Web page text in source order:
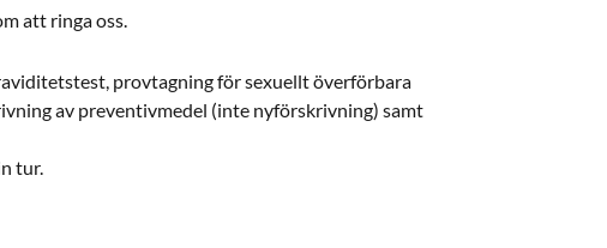
att ringa oss.
provtagning för sexuellt överförbara
av preventivmedel (inte nyförskrivning) samt
tur.